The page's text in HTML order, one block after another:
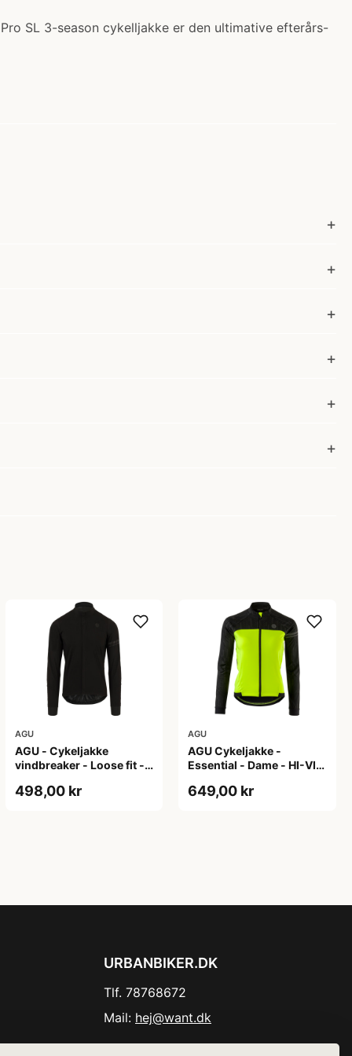
SL 3-season cykelljakke er den ultimative efterårs-
AGU
AGU - Cykeljakke
vindbreaker - Loose fit -
498,00 kr
AGU
AGU Cykeljakke -
Essential - Dame - HI-VIS
649,00 kr
URBANBIKER.DK
Tlf. 78768672
Mail: hej@want.dk